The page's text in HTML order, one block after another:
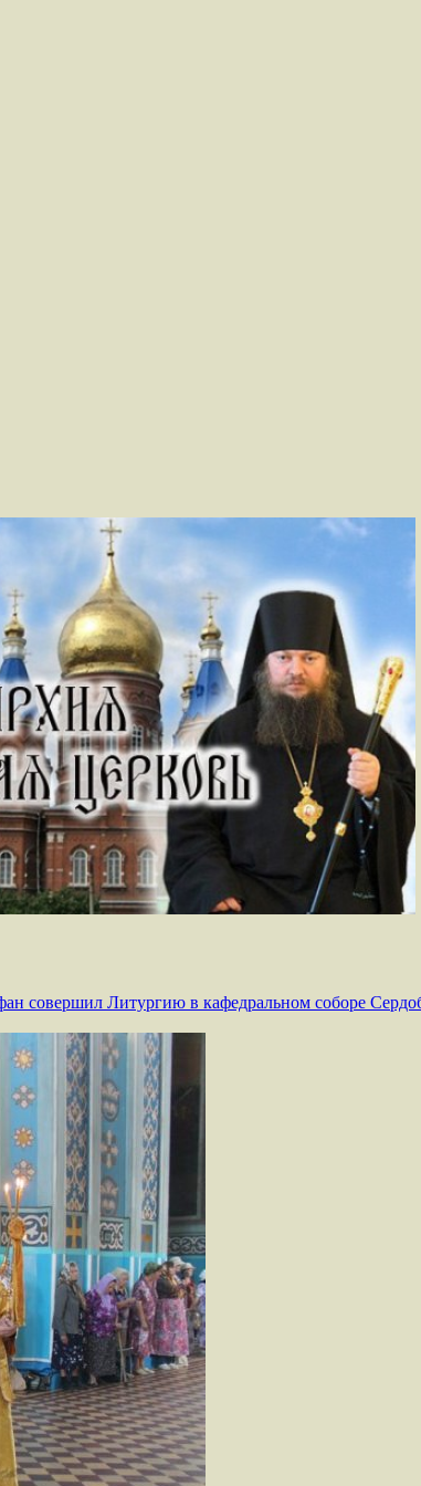
совершил Литургию в кафедральном соборе